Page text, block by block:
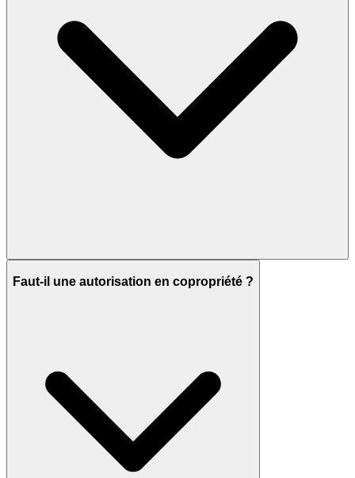
Faut-il une autorisation en copropriété ?